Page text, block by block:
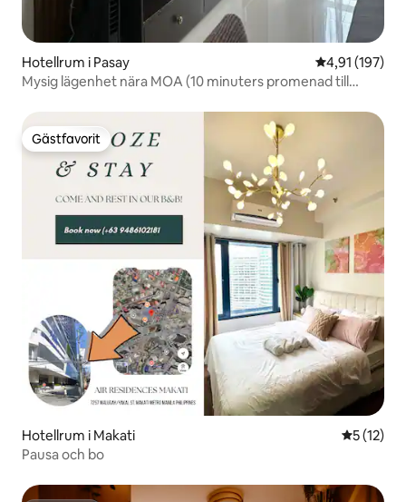
Hotellrum i Pasay 4,91 av 5 i
4,91 (197)
Mysig lägenhet nära MOA (10 minuters promenad till
Gästfavorit
Gästfavorit
Hotellrum i Makati 5 av 5 i
5 (12)
Pausa och bo